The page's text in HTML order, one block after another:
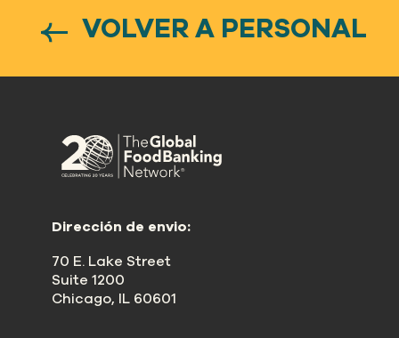
VOLVER A PERSONAL
Dirección de envio:
70 E. Lake Street
Suite 1200
Chicago, IL 60601